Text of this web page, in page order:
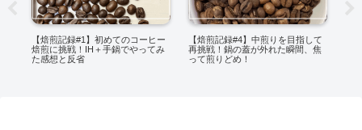
めてのコーヒー
手鍋でやってみ
【焙煎記録#4】中煎りを目指して
再挑戦！鍋の蓋が外れた瞬間、焦
「初心者のカッピング練習
ィアムローストの豆6種を